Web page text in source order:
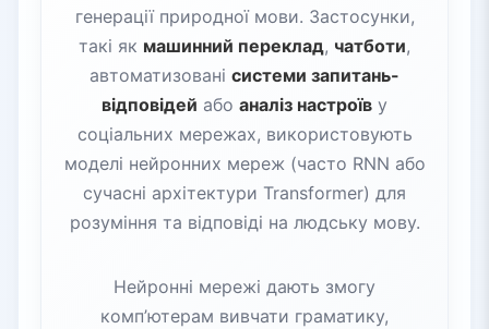
генерації природної мови. Застосунки,
такі як машинний переклад, чатботи,
автоматизовані системи запитань-
відповідей або аналіз настроїв у
соціальних мережах, використовують
моделі нейронних мереж (часто RNN або
сучасні архітектури Transformer) для
розуміння та відповіді на людську мову.
Нейронні мережі дають змогу
комп’ютерам вивчати граматику,